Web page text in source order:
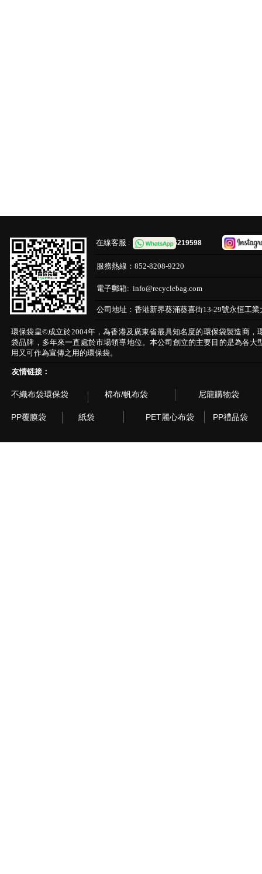
在線客服 :65219598
服務熱線： 852-8208-9220
電子郵箱: info@recyclebag.com
公司地址： 香港新界葵涌葵喜街13-29號永恒工業
環保袋皇©成立於2004年，為香港及廣東省最具知名度的環保袋製造商
袋品牌，多年來一直處於市場領導地位。本公司創立的主要目的是為各大
用又可作為宣傳之用的環保袋。
友情链接：
不織布袋環保袋 棉布/帆布袋 尼龍購物袋
PP覆膜袋 紙袋 PET麗心布袋 PP禮品袋